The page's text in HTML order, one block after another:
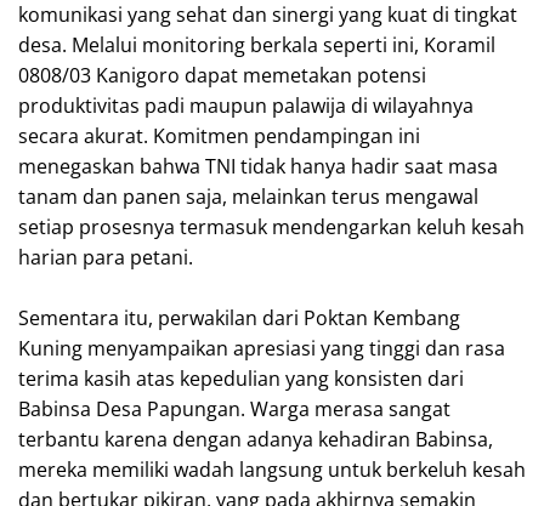
komunikasi yang sehat dan sinergi yang kuat di tingkat
desa. Melalui monitoring berkala seperti ini, Koramil
0808/03 Kanigoro dapat memetakan potensi
produktivitas padi maupun palawija di wilayahnya
secara akurat. Komitmen pendampingan ini
menegaskan bahwa TNI tidak hanya hadir saat masa
tanam dan panen saja, melainkan terus mengawal
setiap prosesnya termasuk mendengarkan keluh kesah
harian para petani.
Sementara itu, perwakilan dari Poktan Kembang
Kuning menyampaikan apresiasi yang tinggi dan rasa
terima kasih atas kepedulian yang konsisten dari
Babinsa Desa Papungan. Warga merasa sangat
terbantu karena dengan adanya kehadiran Babinsa,
mereka memiliki wadah langsung untuk berkeluh kesah
dan bertukar pikiran, yang pada akhirnya semakin